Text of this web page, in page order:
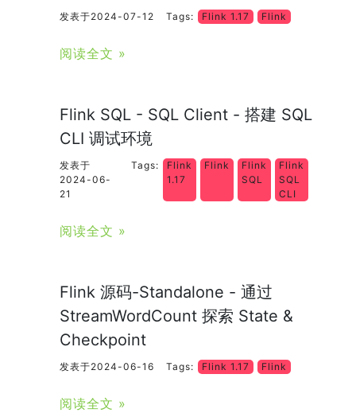
发表于2024-07-12 Tags: Flink 1.17 Flink
阅读全文 »
Flink SQL - SQL Client - 搭建 SQL
CLI 调试环境
发表于
2024-06-
21
Tags:
Flink
1.17
Flink
Flink
SQL
Flink
SQL
CLI
阅读全文 »
Flink 源码-Standalone - 通过
StreamWordCount 探索 State &
Checkpoint
发表于2024-06-16 Tags: Flink 1.17 Flink
阅读全文 »